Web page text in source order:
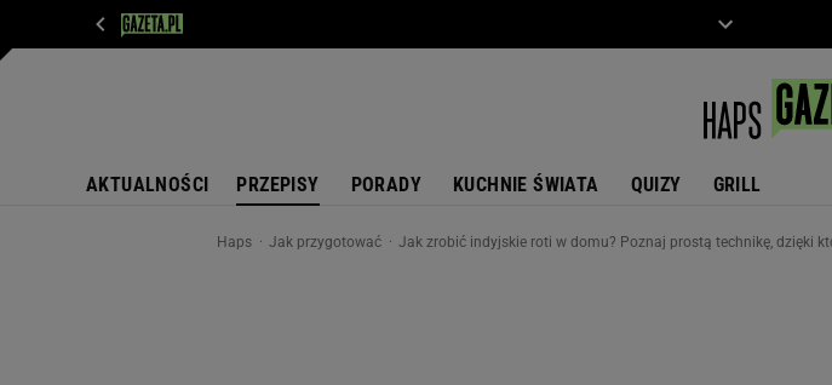
AKTUALNOŚCI PRZEPISY PORADY KUCHNIE ŚWIATA QUIZY GRILL
Haps Jak przygotować Jak zrobić indyjskie roti w domu? Poznaj prostą technikę, dzięki